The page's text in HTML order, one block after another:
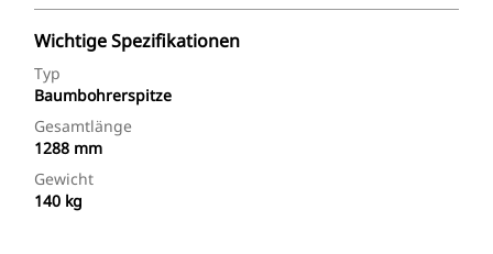
Wichtige Spezifikationen
Typ
Baumbohrerspitze
Gesamtlänge
1288 mm
Gewicht
140 kg